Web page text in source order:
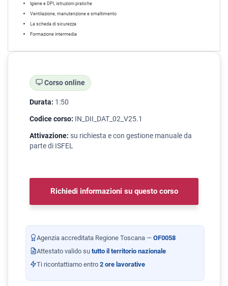
Igiene e DPI, istruzioni pratiche
Ventilazione, manutenzione e smaltimento
La scheda di sicurezza
Formazione intermedia
Corso online
Durata: 1:50
Codice corso: IN_DII_DAT_02_V25.1
Attivazione: su richiesta e con gestione manuale da
parte di ISFEL
Richiedi informazioni su questo corso
Agenzia accreditata Regione Toscana — OF0058
Attestato valido su tutto il territorio nazionale
Ti ricontattiamo entro 2 ore lavorative